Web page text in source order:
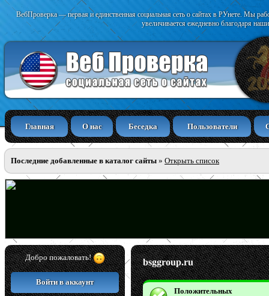
ВебПроверка — первая и единственная социальная сеть о сайтах в РУнете. Мы
увеличивается ежедневно благодаря
Главная О нас Беседка Пользователи
Последние добавленные в каталог сайты » Открыть список
Добро пожаловать!
Войти в аккаунт
bsggroup.ru
Положительных